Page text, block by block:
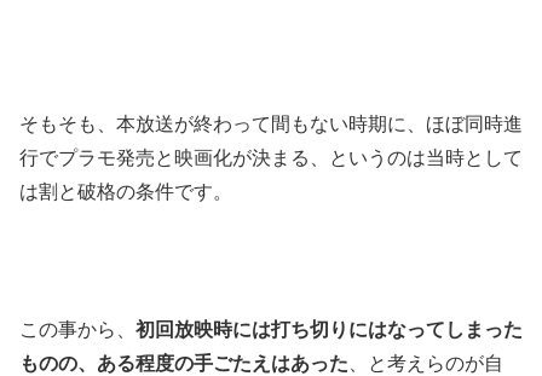
そもそも、本放送が終わって間もない時期に、ほぼ同時進
行でプラモ発売と映画化が決まる、というのは当時として
は割と破格の条件です。
この事から、 初回放映時には打ち切りにはなってしまった
ものの、ある程度の手ごたえはあった 、と考えらのが自